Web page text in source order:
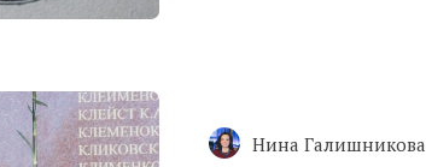
Нина Галишникова